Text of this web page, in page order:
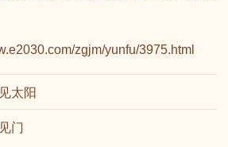
zgjm/yunfu/3975.html
太阳
门